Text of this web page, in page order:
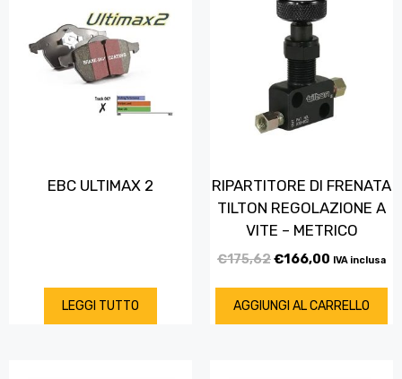
EBC ULTIMAX 2
LEGGI TUTTO
RIPARTITORE DI FRENATA
TILTON REGOLAZIONE A
VITE – METRICO
€175,62€166,00 IVA inclusa
AGGIUNGI AL CARRELLO